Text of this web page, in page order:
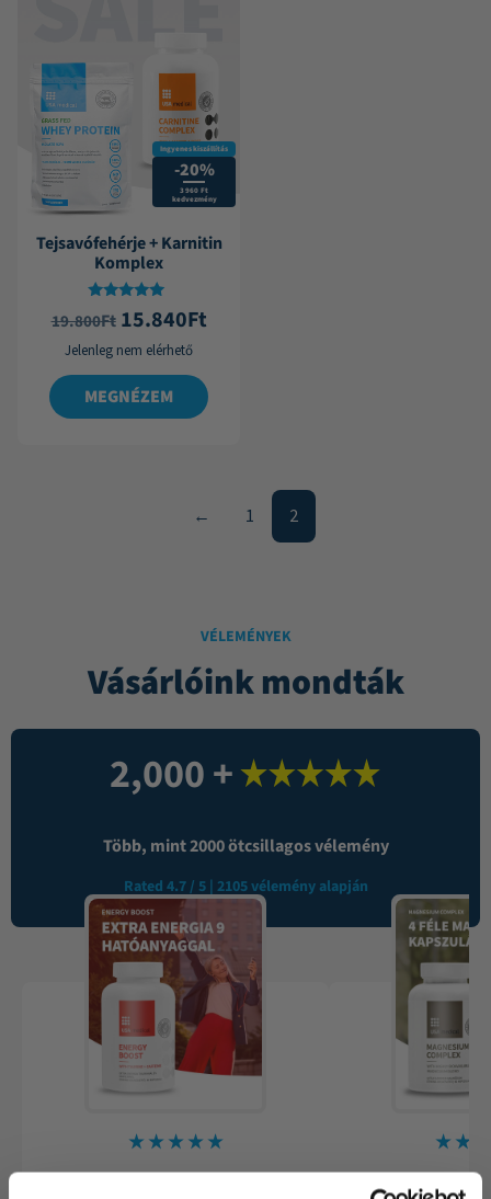
Ingyenes kiszállítás
-20%
3 960 Ft
kedvezmény
Tejsavófehérje + Karnitin
Komplex
Értékelés:
5.00
19.800Ft 15.840Ft
Jelenleg nem elérhető
MEGNÉZEM
← 1 2
VÉLEMÉNYEK
Vásárlóink mondták
2,000 +
Több, mint 2000 ötcsillagos vélemény
Rated 4.7 / 5 | 2105 vélemény alapján
Zsolt